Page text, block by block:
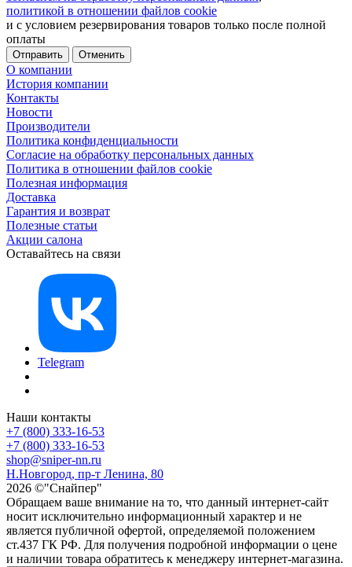
политикой в отношении файлов cookie
и с условием резервирования товаров только после полной
оплаты
Отменить
О компании
История компании
Контакты
Новости
Производители
Политика конфиденциальности
Согласие на обработку персональных данных
Политика в отношении файлов cookie
Полезная информация
Доставка
Гарантия и возврат
Полезные статьи
Акции салона
Оставайтесь на связи
Telegram
Наши контакты
+7 (800) 333-16-53
+7 (800) 333-16-53
shop@sniper-nn.ru
Н.Новгород, пр-т Ленина, 80
2026 ©"Снайпер"
Обращаем ваше внимание на то, что данный интернет-сайт
носит исключительно информационный характер и не
является публичной офертой, определяемой положением
ст.437 ГК РФ. Для получения подробной информации о цене
и наличии товара обратитесь к менеджеру интернет-магазина.